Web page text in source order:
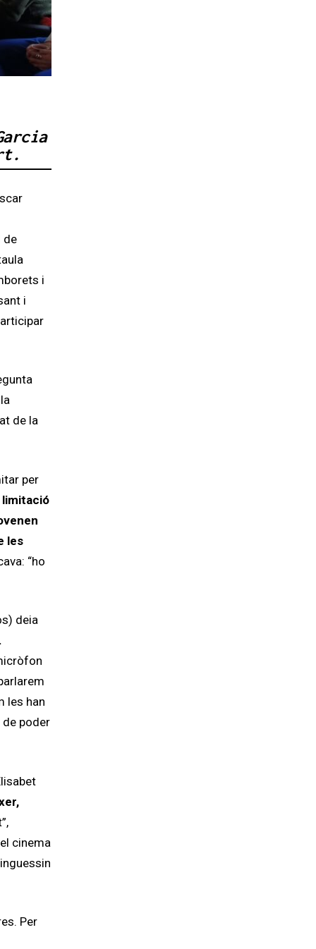
de
i
i
de la
per
limitació
les
“ho
deia
les han
de poder
cinema
Per